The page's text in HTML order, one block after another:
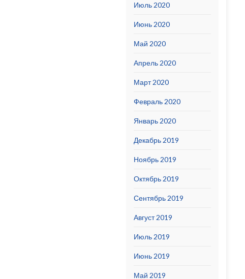
Июль 2020
Июнь 2020
Май 2020
Апрель 2020
Март 2020
Февраль 2020
Январь 2020
Декабрь 2019
Ноябрь 2019
Октябрь 2019
Сентябрь 2019
Август 2019
Июль 2019
Июнь 2019
Май 2019